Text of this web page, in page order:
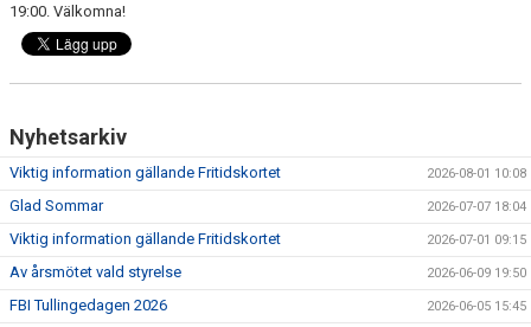
19:00. Välkomna!
Nyhetsarkiv
Viktig information gällande Fritidskortet 2026-08-01 10:08
Glad Sommar 2026-07-07 18:04
Viktig information gällande Fritidskortet 2026-07-01 09:15
Av årsmötet vald styrelse 2026-06-09 19:50
FBI Tullingedagen 2026 2026-06-05 15:45